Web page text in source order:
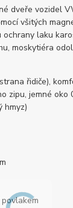
dveře vozidel
všitých
laku
moskytiéra
řidiče),
zipu, jemné oko
hmyz)